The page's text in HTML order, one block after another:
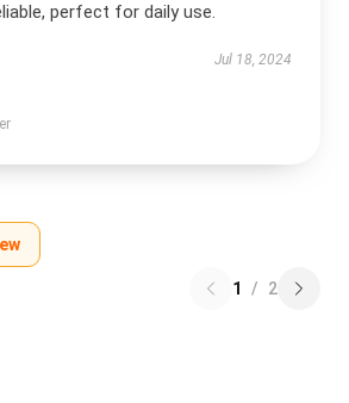
perfect for daily use.
Jul 18, 2024
1 / 2